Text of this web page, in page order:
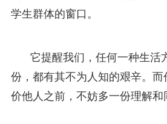
学生群体的窗口。
它提醒我们，任何一种生活
份，都有其不为人知的艰辛。
价他人之前，不妨多一份理解和